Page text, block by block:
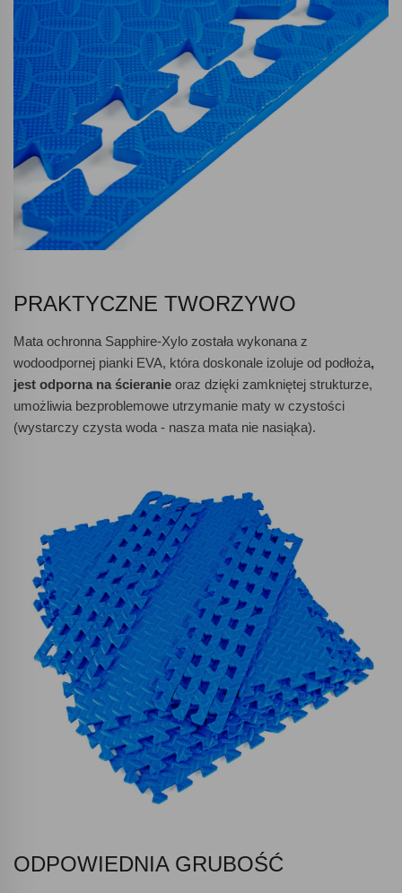
PRAKTYCZNE TWORZYWO
Mata ochronna Sapphire-Xylo została wykonana z
wodoodpornej pianki EVA, która doskonale izoluje od podłoża,
jest odporna na ścieranie oraz dzięki zamkniętej strukturze,
umożliwia bezproblemowe utrzymanie maty w czystości
(wystarczy czysta woda - nasza mata nie nasiąka).
ODPOWIEDNIA GRUBOŚĆ